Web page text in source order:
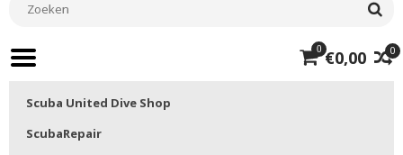
0
0 €0,00
Scuba United Dive Shop
ScubaRepair